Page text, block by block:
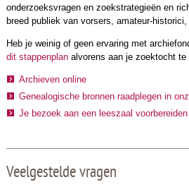
onderzoeksvragen en zoekstrategieën en
breed publiek van vorsers, amateur-historici,
Heb je weinig of geen ervaring met
dit stappenplanalvorens aan je zoektocht te
Archieven online
Genealogische bronnen raadplegen in
Je bezoek aan een leeszaal voorbereiden
Veelgestelde vragen